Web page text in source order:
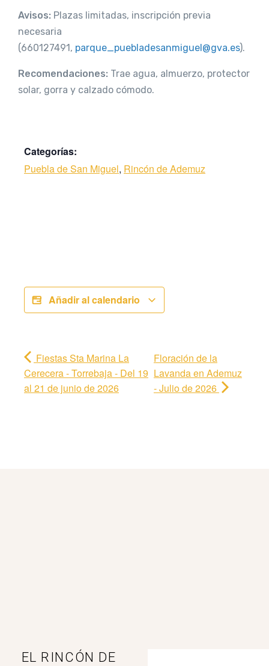
Avisos: Plazas limitadas, inscripción previa
necesaria
(660127491, parque_puebladesanmiguel@gva.es).
Recomendaciones: Trae agua, almuerzo, protector
solar, gorra y calzado cómodo.
Categorías:
Puebla de San Miguel, Rincón de Ademuz
Añadir al calendario
Fiestas Sta Marina La
Cerecera - Torrebaja - Del 19
al 21 de junio de 2026
Floración de la
Lavanda en Ademuz
- Julio de 2026
EL RINCÓN DE